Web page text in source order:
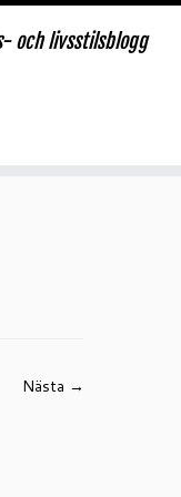
och livsstilsblogg
Nästa →